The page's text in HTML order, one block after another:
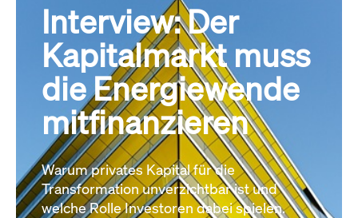
Interview: Der
Kapitalmarkt muss
die Energiewende
mitfinanzieren
Warum privates Kapital für die
Transformation unverzichtbar ist und
welche Rolle Investoren dabei spielen.